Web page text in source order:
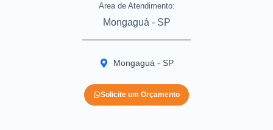
Area de Atendimento:
Mongaguá - SP
Mongaguá - SP
Solicite um Orçamento